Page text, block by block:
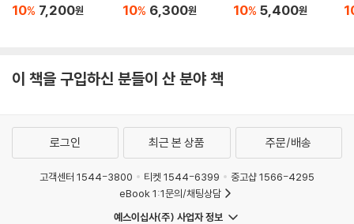
10% 7,200원 10% 6,300원 10% 5,400원
이 책을 구입하신 분들이 산 분야 책
로그인 최근 본 상품 주문/배송
고객센터 1544-3800 티켓 1544-6399
중고샵 1566-4295
eBook 1:1문의/채팅상담
예스이십사(주) 사업자 정보